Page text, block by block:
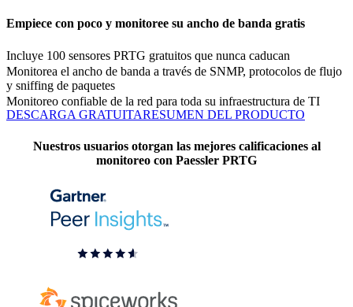
Empiece con poco y monitoree su ancho de banda gratis
Incluye 100 sensores PRTG gratuitos que nunca caducan
Monitorea el ancho de banda a través de SNMP, protocolos de flujo
y sniffing de paquetes
Monitoreo confiable de la red para toda su infraestructura de TI
DESCARGA GRATUITARESUMEN DEL PRODUCTO
Nuestros usuarios otorgan las mejores calificaciones al
monitoreo con Paessler PRTG